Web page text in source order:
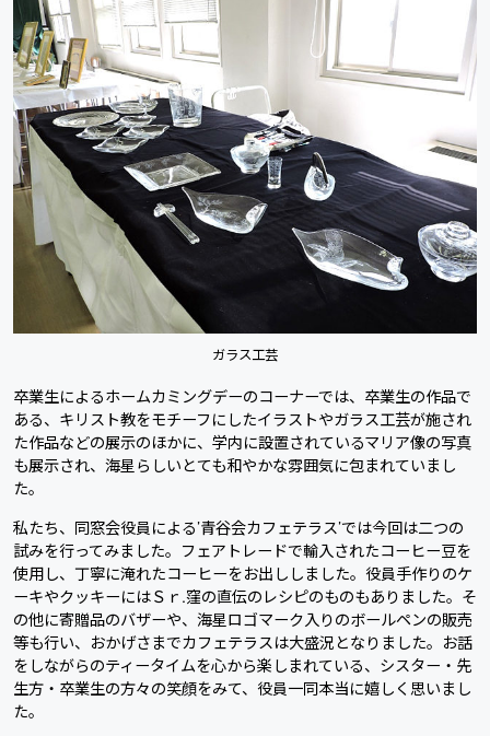
ガラス工芸
卒業生によるホームカミングデーのコーナーでは、卒業生の作品で
ある、キリスト教をモチーフにしたイラストやガラス工芸が施され
た作品などの展示のほかに、学内に設置されているマリア像の写真
も展示され、海星らしいとても和やかな雰囲気に包まれていまし
た。
私たち、同窓会役員による’青谷会カフェテラス’では今回は二つの
試みを行ってみました。フェアトレードで輸入されたコーヒー豆を
使用し、丁寧に淹れたコーヒーをお出ししました。役員手作りのケ
ーキやクッキーにはＳｒ.窪の直伝のレシピのものもありました。そ
の他に寄贈品のバザーや、海星ロゴマーク入りのボールペンの販売
等も行い、おかげさまでカフェテラスは大盛況となりました。お話
をしながらのティータイムを心から楽しまれている、シスター・先
生方・卒業生の方々の笑顔をみて、役員一同本当に嬉しく思いまし
た。